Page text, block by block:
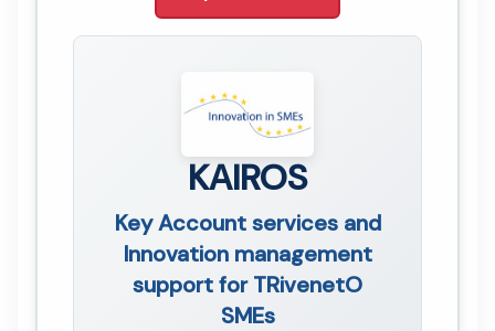
KAIROS
Key Account services and
Innovation management
support for TRivenetO
SMEs